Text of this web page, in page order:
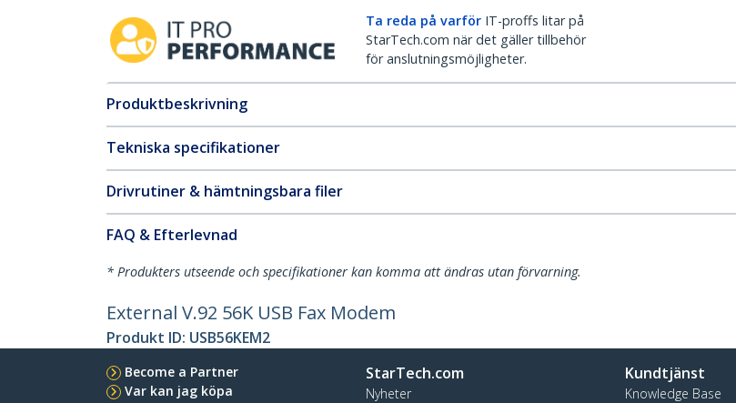
Ta reda på varför IT-proffs litar på
StarTech.com när det gäller tillbehör
för anslutningsmöjligheter.
Produktbeskrivning
Tekniska specifikationer
Drivrutiner & hämtningsbara filer
FAQ & Efterlevnad
* Produkters utseende och specifikationer kan komma att ändras utan förvarning.
External V.92 56K USB Fax Modem
Produkt ID: USB56KEM2
Become a Partner
Var kan jag köpa
StarTech.com
Nyheter
Kundtjänst
Knowledge Base